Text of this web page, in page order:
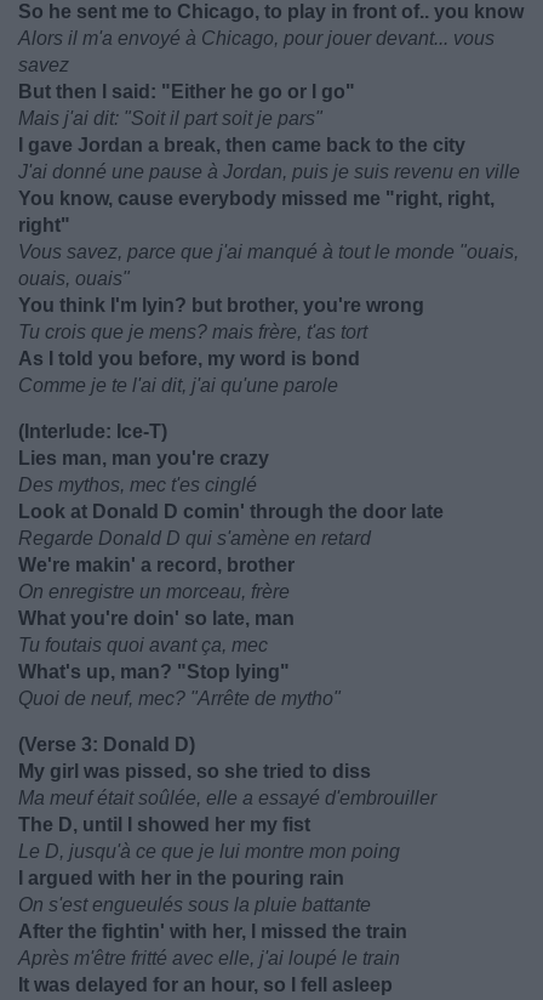
So he sent me to Chicago, to play in front of.. you know
Alors il m'a envoyé à Chicago, pour jouer devant... vous
savez
But then I said: "Either he go or I go"
Mais j'ai dit: "Soit il part soit je pars"
I gave Jordan a break, then came back to the city
J'ai donné une pause à Jordan, puis je suis revenu en ville
You know, cause everybody missed me "right, right,
right"
Vous savez, parce que j'ai manqué à tout le monde "ouais,
ouais, ouais"
You think I'm lyin? but brother, you're wrong
Tu crois que je mens? mais frère, t'as tort
As I told you before, my word is bond
Comme je te l'ai dit, j'ai qu'une parole
(Interlude: Ice-T)
Lies man, man you're crazy
Des mythos, mec t'es cinglé
Look at Donald D comin' through the door late
Regarde Donald D qui s'amène en retard
We're makin' a record, brother
On enregistre un morceau, frère
What you're doin' so late, man
Tu foutais quoi avant ça, mec
What's up, man? "Stop lying"
Quoi de neuf, mec? "Arrête de mytho"
(Verse 3: Donald D)
My girl was pissed, so she tried to diss
Ma meuf était soûlée, elle a essayé d'embrouiller
The D, until I showed her my fist
Le D, jusqu'à ce que je lui montre mon poing
I argued with her in the pouring rain
On s'est engueulés sous la pluie battante
After the fightin' with her, I missed the train
Après m'être fritté avec elle, j'ai loupé le train
It was delayed for an hour, so I fell asleep